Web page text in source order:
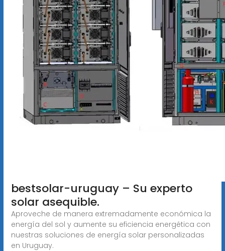
bestsolar-uruguay – Su experto
solar asequible.
Aproveche de manera extremadamente económica la
energía del sol y aumente su eficiencia energética con
nuestras soluciones de energía solar personalizadas
en Uruguay.